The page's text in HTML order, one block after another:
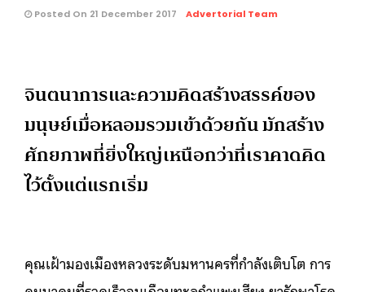
Posted On 21 December 2017 Advertorial Team
จินตนาการและความคิดสร้างสรรค์ของ
มนุษย์เมื่อหลอมรวมเข้าด้วยกัน มักสร้าง
ศักยภาพที่ยิ่งใหญ่เหนือกว่าที่เราคาดคิด
ไว้ตั้งแต่แรกเริ่ม
คุณเฝ้ามองเมืองหลวงระดับมหานครที่กำลังเติบโต การ